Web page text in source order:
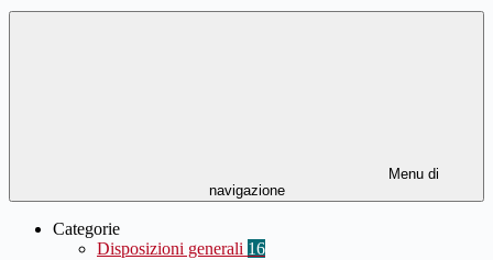
Menu di
navigazione
Categorie
Disposizioni generali 16